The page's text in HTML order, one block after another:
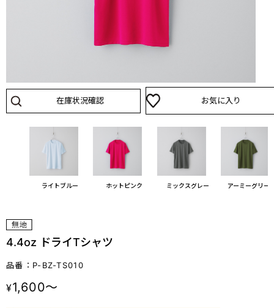
在庫状況確認 お気に入り
ライトブルー ホットピンク ミックスグレー アーミーグリー
4.4oz ドライTシャツ
品番：P-BZ-TS010
¥1,600～